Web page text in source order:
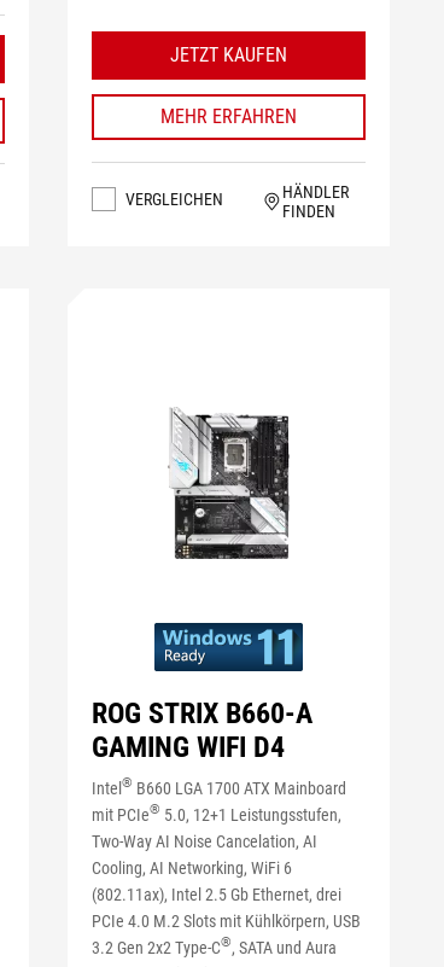
JETZT KAUFEN
MEHR ERFAHREN
VERGLEICHEN
HÄNDLER
FINDEN
ROG STRIX B660-A
GAMING WIFI D4
Intel® B660 LGA 1700 ATX Mainboard
mit PCIe® 5.0, 12+1 Leistungsstufen,
Two-Way AI Noise Cancelation, AI
Cooling, AI Networking, WiFi 6
(802.11ax), Intel 2.5 Gb Ethernet, drei
PCIe 4.0 M.2 Slots mit Kühlkörpern, USB
3.2 Gen 2x2 Type-C®, SATA und Aura